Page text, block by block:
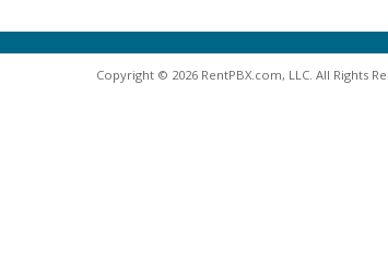
Copyright © 2026 RentPBX.com, LLC. All Rights